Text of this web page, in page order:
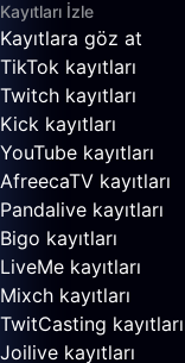
Kayıtları İzle
Kayıtlara göz at
TikTok kayıtları
Twitch kayıtları
Kick kayıtları
YouTube kayıtları
AfreecaTV kayıtları
Pandalive kayıtları
Bigo kayıtları
LiveMe kayıtları
Mixch kayıtları
TwitCasting kayıtları
Joilive kayıtları